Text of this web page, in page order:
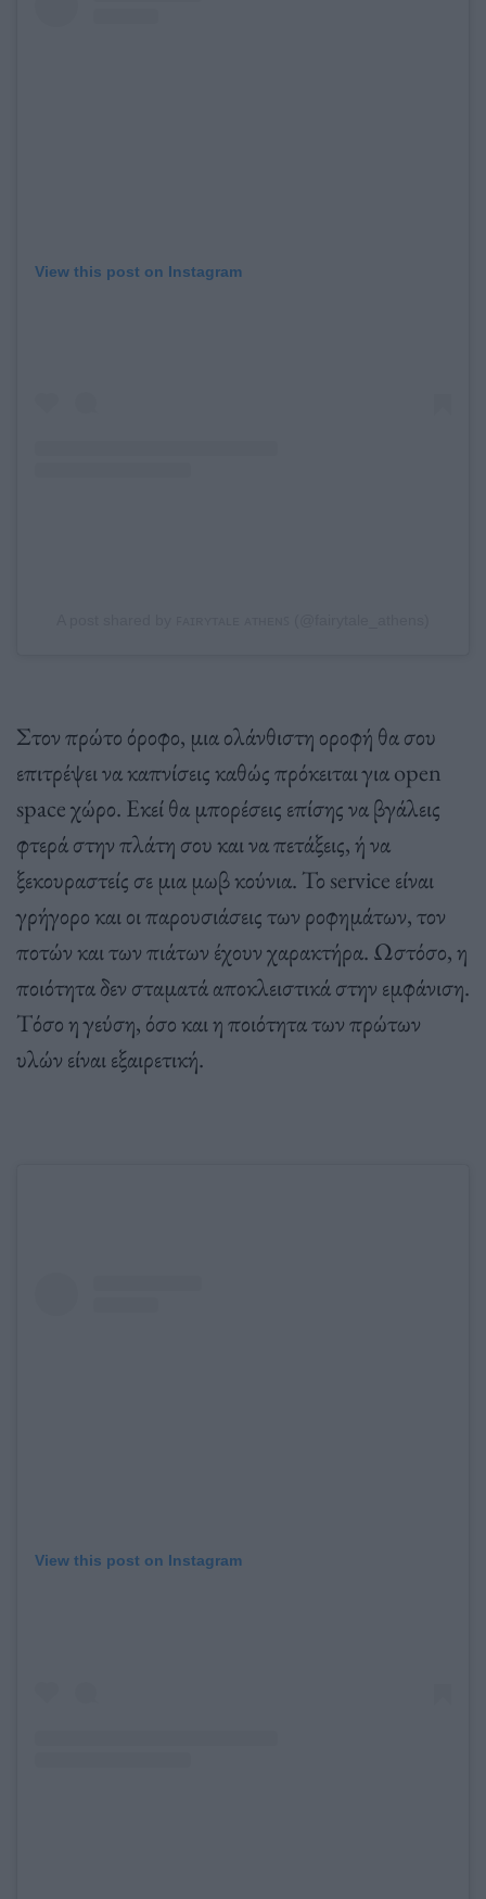
View this post on Instagram
Στον πρώτο όροφο, μια ολάνθιστη οροφή θα σου
επιτρέψει να καπνίσεις καθώς πρόκειται για open
space χώρο. Εκεί θα μπορέσεις επίσης να βγάλεις
φτερά στην πλάτη σου και να πετάξεις, ή να
ξεκουραστείς σε μια μωβ κούνια. Το service είναι
γρήγορο και οι παρουσιάσεις των ροφημάτων, τον
ποτών και των πιάτων έχουν χαρακτήρα. Ωστόσο, η
ποιότητα δεν σταματά αποκλειστικά στην εμφάνιση.
Τόσο η γεύση, όσο και η ποιότητα των πρώτων
υλών είναι εξαιρετική.
View this post on Instagram